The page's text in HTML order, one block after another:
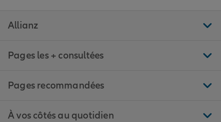
Allianz
Pages les + consultées
Pages recommandées
À vos côtés au quotidien